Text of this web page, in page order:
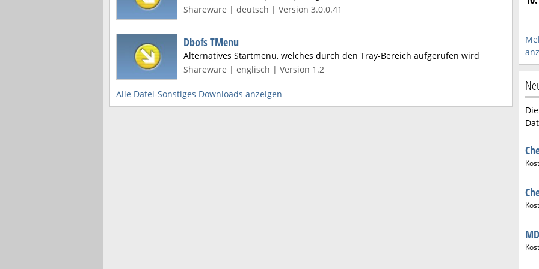
Shareware | deutsch | Version 3.0.0.41
Dbofs TMenu
Alternatives Startmenü, welches durch den Tray-Bereich aufgerufen wird
Shareware | englisch | Version 1.2
Alle Datei-Sonstiges Downloads anzeigen